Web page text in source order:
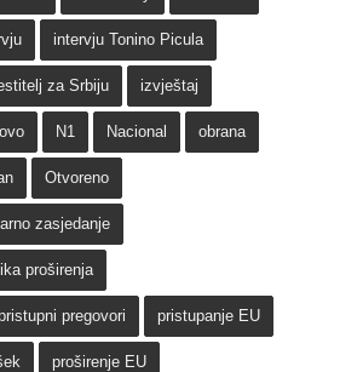
intervju Tonino Picula
za Srbiju izvještaj
N1 Nacional obrana
Otvoreno
zasjedanje
proširenja
pregovori pristupanje EU
proširenje EU